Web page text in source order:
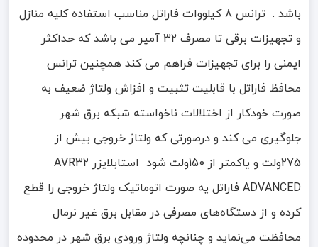
باشد . ترانس 8 کیلووات فاراتل مناسب استفاده کلیه منازل
و تجهیزات برقی تا مصرف 32 آمپر می باشد که حداکثر
ایمنی را برای تجهیزات فراهم می کند همچنین ترانس
محافظ فاراتل با قابلیت تثبیت و افزاش ولتاژ ضعیف به
صورت خودکار از اختلالات ناخواسته شبکه برق شهر
جلوگیری می کند و درصورتی که ولتاژ خروجی بیش از
275ولت و یاکمتر از 150ولت شود استابلایزر AVR32
ADVANCED فاراتل یه صورت اتوماتیک ولتاژ خروجی را قطع
کرده و از دستگاه‌های مصرفی در مقابل برق غیر نرمال
محافظت می‌نماید و چنانچه ولتاژ ورودی برق شهر در محدوده